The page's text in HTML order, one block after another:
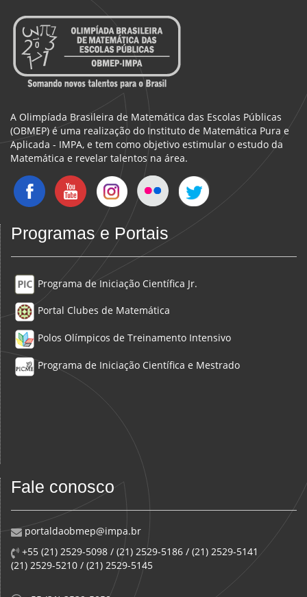
A Olimpíada Brasileira de Matemática das Escolas Públicas
(OBMEP) é uma realização do Instituto de Matemática Pura e
Aplicada - IMPA, e tem como objetivo estimular o estudo da
Matemática e revelar talentos na área.
Programas e Portais
Programa de Iniciação Científica Jr.
Portal Clubes de Matemática
Polos Olímpicos de Treinamento Intensivo
Programa de Iniciação Científica e Mestrado
Fale conosco
portaldaobmep@impa.br
+55 (21) 2529-5098 / (21) 2529-5186 / (21) 2529-5141
(21) 2529-5210 / (21) 2529-5145